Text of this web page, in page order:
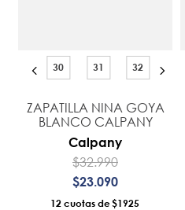
30 31 32
ZAPATILLA NINA GOYA
BLANCO CALPANY
Calpany
$32.990
$23.090
12 $1925